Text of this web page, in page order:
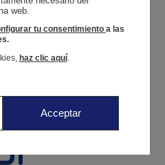
web.
tu consentimiento a las
haz clic aquí.
Acceptar